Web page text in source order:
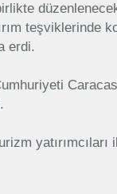
teşviklerinde
erdi.